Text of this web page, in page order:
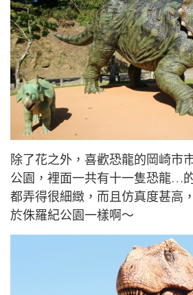
除了花之外，喜歡恐龍的岡崎市
公園，裡面一共有十一隻恐龍…
都弄得很細緻，而且仿真度甚高
於侏羅紀公園一樣啊～